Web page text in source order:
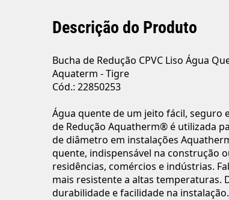
Descrição do Produto
Bucha de Redução CPVC Liso Água
Aquaterm - Tigre
Cód.: 22850253
Água quente de um jeito fácil, seguro
de Redução Aquatherm® é utilizada
de diâmetro em instalações
quente, indispensável na construção
residências, comércios e indústrias.
mais resistente a altas temperaturas.
durabilidade e facilidade na instalação.